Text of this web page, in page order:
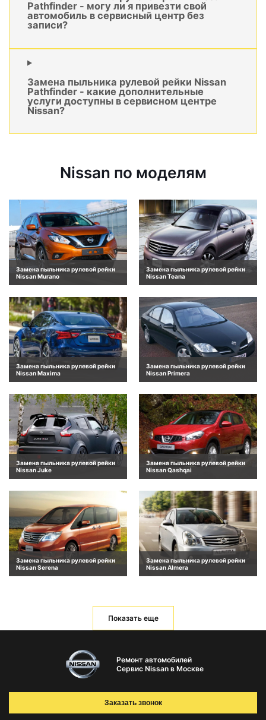
Pathfinder - могу ли я привезти свой
автомобиль в сервисный центр без
записи?
Замена пыльника рулевой рейки Nissan
Pathfinder - какие дополнительные
услуги доступны в сервисном центре
Nissan?
Nissan по моделям
Замена пыльника рулевой рейки
Nissan Murano
Замена пыльника рулевой рейки
Nissan Teana
Замена пыльника рулевой рейки
Nissan Maxima
Замена пыльника рулевой рейки
Nissan Primera
Замена пыльника рулевой рейки
Nissan Juke
Замена пыльника рулевой рейки
Nissan Qashqai
Замена пыльника рулевой рейки
Nissan Serena
Замена пыльника рулевой рейки
Nissan Almera
Показать еще
Ремонт автомобилей
Сервис Nissan в Москве
Заказать звонок